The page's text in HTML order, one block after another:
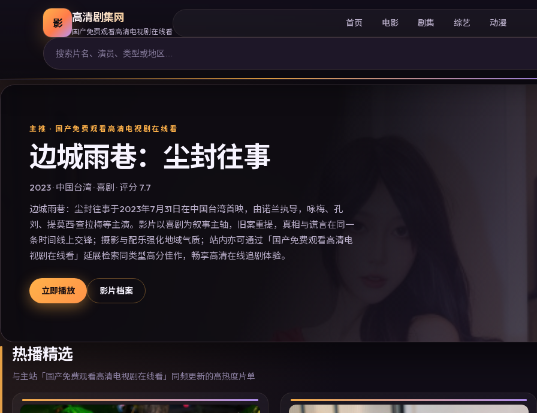
影 高清剧集网
国产免费观看高清电视剧在线看
首页 电影 剧集 综艺 动漫
主推 · 国产免费观看高清电视剧在线看
边城雨巷：尘封往事
2023· 中国台湾·喜剧 · 评分 7.7
边城雨巷：尘封往事于2023年7月31日在中国台湾首映，由诺兰执导，咏梅、孔
刘、提莫西·查拉梅等主演。影片以喜剧为叙事主轴，旧案重提，真相与谎言在同一
条时间线上交锋；摄影与配乐强化地域气质；站内亦可通过「国产免费观看高清电
视剧在线看」延展检索同类型高分佳作，畅享高清在线追剧体验。
立即播放 影片档案
热播精选
与主站「国产免费观看高清电视剧在线看」同频更新的高热度片单